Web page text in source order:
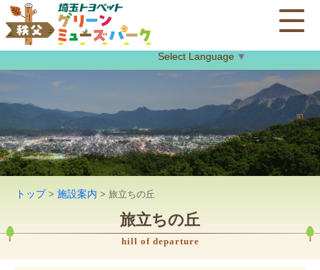
Select Language ▼
トップ >施設案内 > 旅立ちの丘
旅立ちの丘
hill of departure